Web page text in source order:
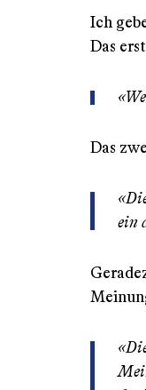
Ich
Das
Das
ein